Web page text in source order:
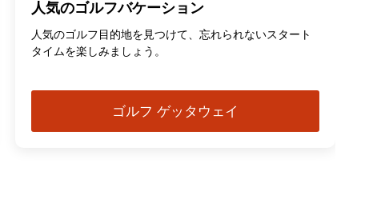
人気のゴルフバケーション
人気のゴルフ目的地を見つけて、忘れられないスタート
タイムを楽しみましょう。
ゴルフ ゲッタウェイ